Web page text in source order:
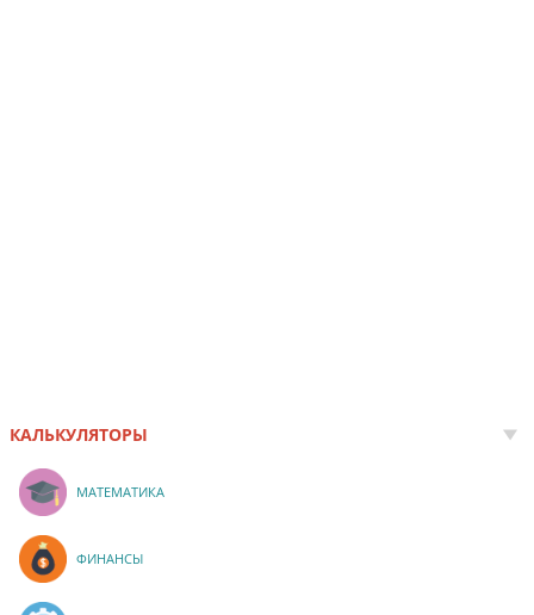
КАЛЬКУЛЯТОРЫ
МАТЕМАТИКА
ФИНАНСЫ